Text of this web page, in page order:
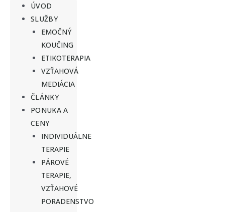
ÚVOD
SLUŽBY
EMOČNÝ
KOUČING
ETIKOTERAPIA
VZŤAHOVÁ
MEDIÁCIA
ČLÁNKY
PONUKA A
CENY
INDIVIDUÁLNE
TERAPIE
PÁROVÉ
TERAPIE,
VZŤAHOVÉ
PORADENSTVO